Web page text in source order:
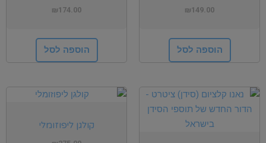
₪149.00
הוספה לסל
₪174.00
הוספה לסל
קולגן ליפוזומלי